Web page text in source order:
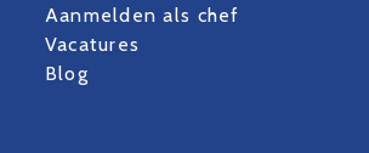
Aanmelden als chef
Vacatures
Blog